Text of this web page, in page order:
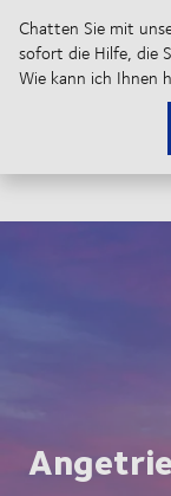
Chatten Sie mit
sofort die Hilfe, die
Wie kann ich Ihnen